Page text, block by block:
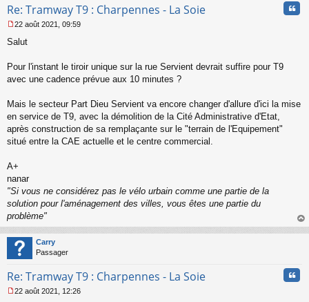
Re: Tramway T9 : Charpennes - La Soie
e
g
n
o
u
22 août 2021, 09:59
Salut
Pour l'instant le tiroir unique sur la rue Servient devrait suffire pour T9
avec une cadence prévue aux 10 minutes ?
Mais le secteur Part Dieu Servient va encore changer d'allure d'ici la mise
en service de T9, avec la démolition de la Cité Administrative d'Etat,
après construction de sa remplaçante sur le "terrain de l'Equipement"
situé entre la CAE actuelle et le centre commercial.
A+
nanar
"Si vous ne considérez pas le vélo urbain comme une partie de la
solution pour l'aménagement des villes, vous êtes une partie du
problème"
au
Carry
Passager
Re: Tramway T9 : Charpennes - La Soie
22 août 2021, 12:26